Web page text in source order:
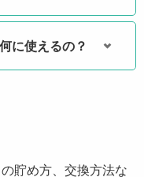
に使えるの？
貯め方、交換方法な